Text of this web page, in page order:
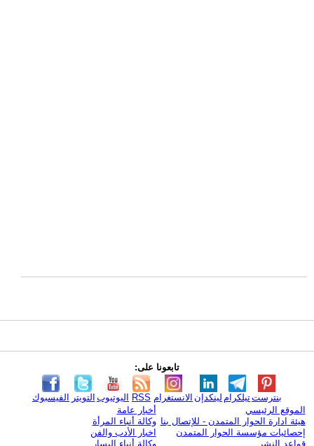
تابعونا على:
الفيسبوك التويتر اليوتيوب RSS الانستغرام لينكدإن تيلكرامبنترست
الموقع الرئيسي
هيئة ادارة الحوار المتمدن - للإتصال بنا
إحصائيات مؤسسة الحوار المتمدن
قواعد النشر
أخبار عامة
وكالة أنباء المرأة
اخبار الأدب والفن
وكالة أنباء اليسار